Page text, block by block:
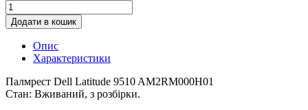
Додати в кошик
Опис
Характеристики
Палмрест Dell Latitude 9510 AM2RM000H01
Стан: Вживаний, з розбірки.